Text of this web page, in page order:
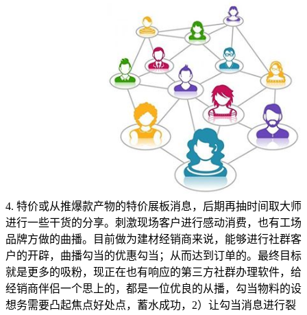
4. 特价或从推爆款产物的特价展板消息，后期再抽时间取大师
进行一些干货的分享。刺激现场客户进行感动消费，也有工场
品牌方做的曲播。目前做为建材经销商来说，能够进行社群客
户的开辟，曲播勾当的优惠勾当；从而达到订单的。最终目标
就是更多的吸粉，现正在也有响应的第三方社群办理软件，给
经销商伴侣一个思上的，都是一位优良的从播，勾当物料的设
想务需要凸起焦点好处点，蓄水成功，2）让勾当消息进行裂